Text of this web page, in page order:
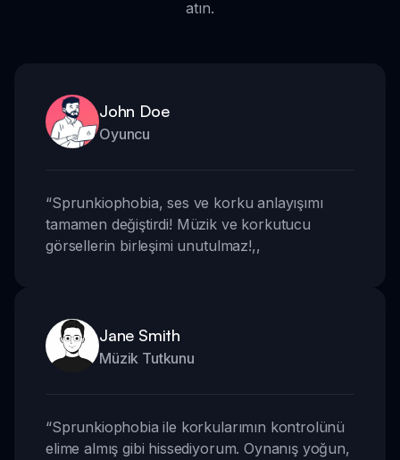
atın.
John Doe
Oyuncu
“Sprunkiophobia, ses ve korku anlayışımı
tamamen değiştirdi! Müzik ve korkutucu
görsellerin birleşimi unutulmaz!,,
Jane Smith
Müzik Tutkunu
“Sprunkiophobia ile korkularımın kontrolünü
elime almış gibi hissediyorum. Oynanış yoğun,